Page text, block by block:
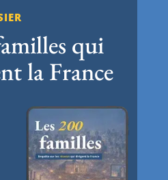
qui
la France